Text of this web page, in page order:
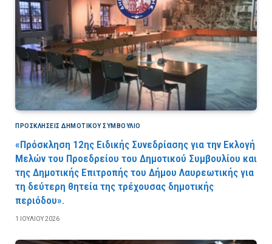
ΠΡΟΣΚΛΉΣΕΙΣ ΔΗΜΟΤΙΚΟΎ ΣΥΜΒΟΎΛΙΟ
«Πρόσκληση 12ης Ειδικής Συνεδρίασης για την Εκλογή
Μελών του Προεδρείου του Δημοτικού Συμβουλίου και
της Δημοτικής Επιτροπής του Δήμου Λαυρεωτικής για
τη δεύτερη θητεία της τρέχουσας δημοτικής
περιόδου».
1 ΙΟΥΛΊΟΥ 2026